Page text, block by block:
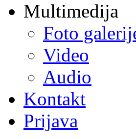
Multimedija
Foto
Video
Audio
Kontakt
Prijava